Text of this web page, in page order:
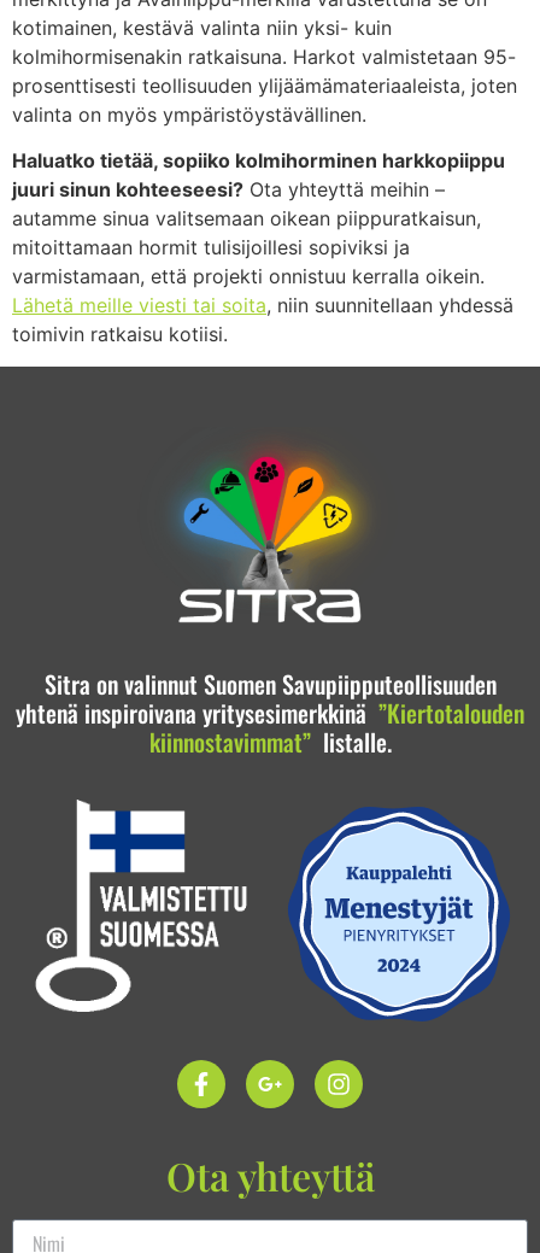
kotimainen, kestävä valinta niin yksi- kuin
kolmihormisenakin ratkaisuna. Harkot valmistetaan 95-
prosenttisesti teollisuuden ylijäämämateriaaleista, joten
valinta on myös ympäristöystävällinen.
Haluatko tietää, sopiiko kolmihorminen harkkopiippu
juuri sinun kohteeseesi? Ota yhteyttä meihin –
autamme sinua valitsemaan oikean piippuratkaisun,
mitoittamaan hormit tulisijoillesi sopiviksi ja
varmistamaan, että projekti onnistuu kerralla oikein.
Lähetä meille viesti tai soita, niin suunnitellaan yhdessä
toimivin ratkaisu kotiisi.
Sitra on valinnut Suomen Savupiipputeollisuuden
yhtenä inspiroivana yritysesimerkkinä ”Kiertotalouden
kiinnostavimmat”listalle.
Ota yhteyttä